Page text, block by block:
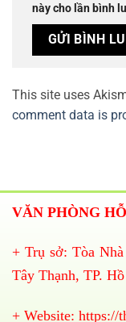
này cho lần bình
This site uses
comment data is
VĂN PHÒNG
+ Trụ sở: Tòa
Tây Thạnh, TP.
+ Website: https://